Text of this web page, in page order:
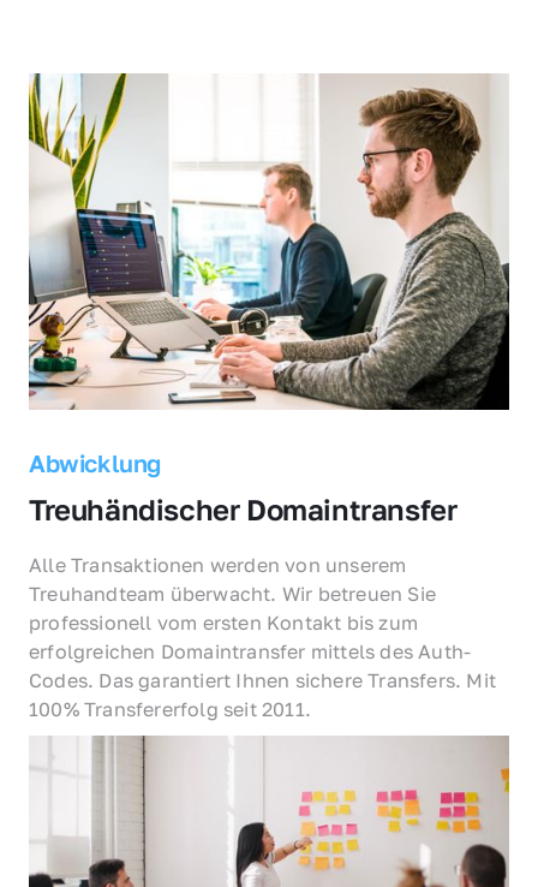
Abwicklung
Treuhändischer Domaintransfer
Alle Transaktionen werden von unserem
Treuhandteam überwacht. Wir betreuen Sie
professionell vom ersten Kontakt bis zum
erfolgreichen Domaintransfer mittels des Auth-
Codes. Das garantiert Ihnen sichere Transfers. Mit
100% Transfererfolg seit 2011.